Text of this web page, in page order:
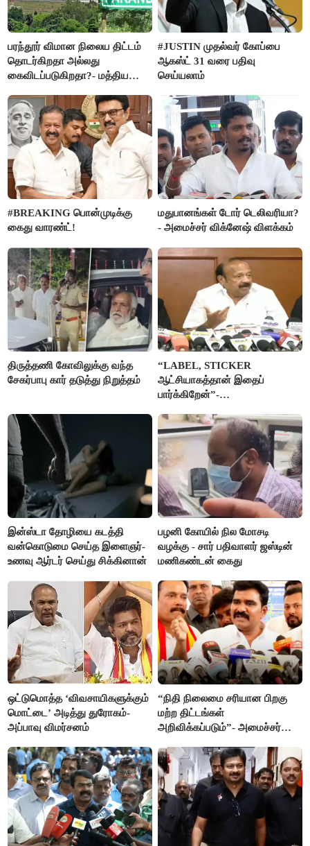
பரந்தூர் விமான நிலைய திட்டம்
தொடர்கிறதா அல்லது
கைவிடப்படுகிறதா?- மத்திய
#JUSTIN முதல்வர் கோப்பை
ஆகஸ்ட் 31 வரை பதிவு
செய்யலாம்
#BREAKING பொன்முடிக்கு
கைது வாரண்ட்!
மதுபானங்கள் டோர் டெலிவரியா?
- அமைச்சர் விக்னேஷ் விளக்கம்
திருத்தணி கோவிலுக்கு வந்த
சேகர்பாபு கார் தடுத்து நிறுத்தம்
“LABEL, STICKER
ஆட்சியாகத்தான் இதைப்
பார்க்கிறேன்”-
இன்ஸ்டா தோழியை கடத்தி
வன்கொடுமை செய்த இளைஞர்-
உணவு ஆர்டர் செய்து சிக்கினான்
பழனி கோயில் நில மோசடி
வழக்கு - சார் பதிவாளர் ஜஸ்டின்
மணிகண்டன் கைது
ஒட்டுமொத்த ‘விவசாயிகளுக்கும்
மொட்டை’ அடித்து துரோகம்-
அப்பாவு விமர்சனம்
“நிதி நிலைமை சரியான பிறகு
மற்ற திட்டங்கள்
அறிவிக்கப்படும்”- அமைச்சர்